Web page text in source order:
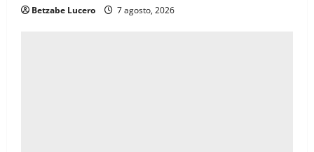
Betzabe Lucero 7 agosto, 2026